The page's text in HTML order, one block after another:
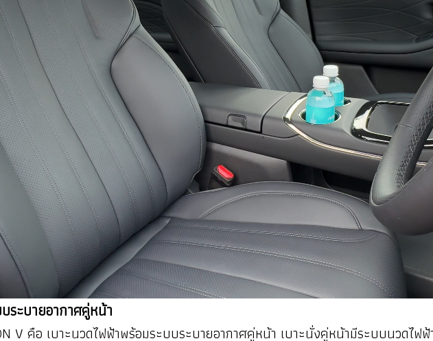
ระบายอากาศคู่หน้า
V คือ เบาะนวดไฟฟ้าพร้อมระบบระบายอากาศคู่หน้า เบาะนั่งคู่หน้ามีระบบนวดไฟ